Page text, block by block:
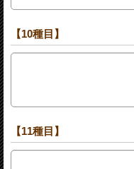
【10種目】
【11種目】